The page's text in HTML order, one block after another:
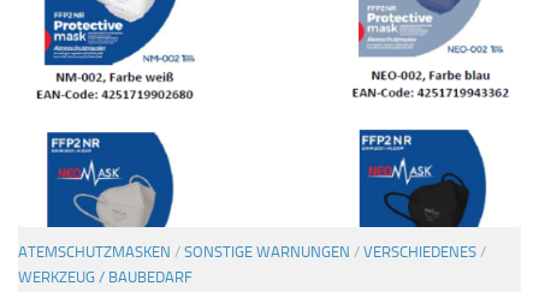
ATEMSCHUTZMASKEN / SONSTIGE WARNUNGEN / VERSCHIEDENES /
WERKZEUG / BAUBEDARF